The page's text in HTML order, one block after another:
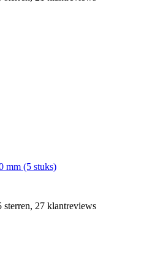
mm (5 stuks)
sterren, 27 klantreviews